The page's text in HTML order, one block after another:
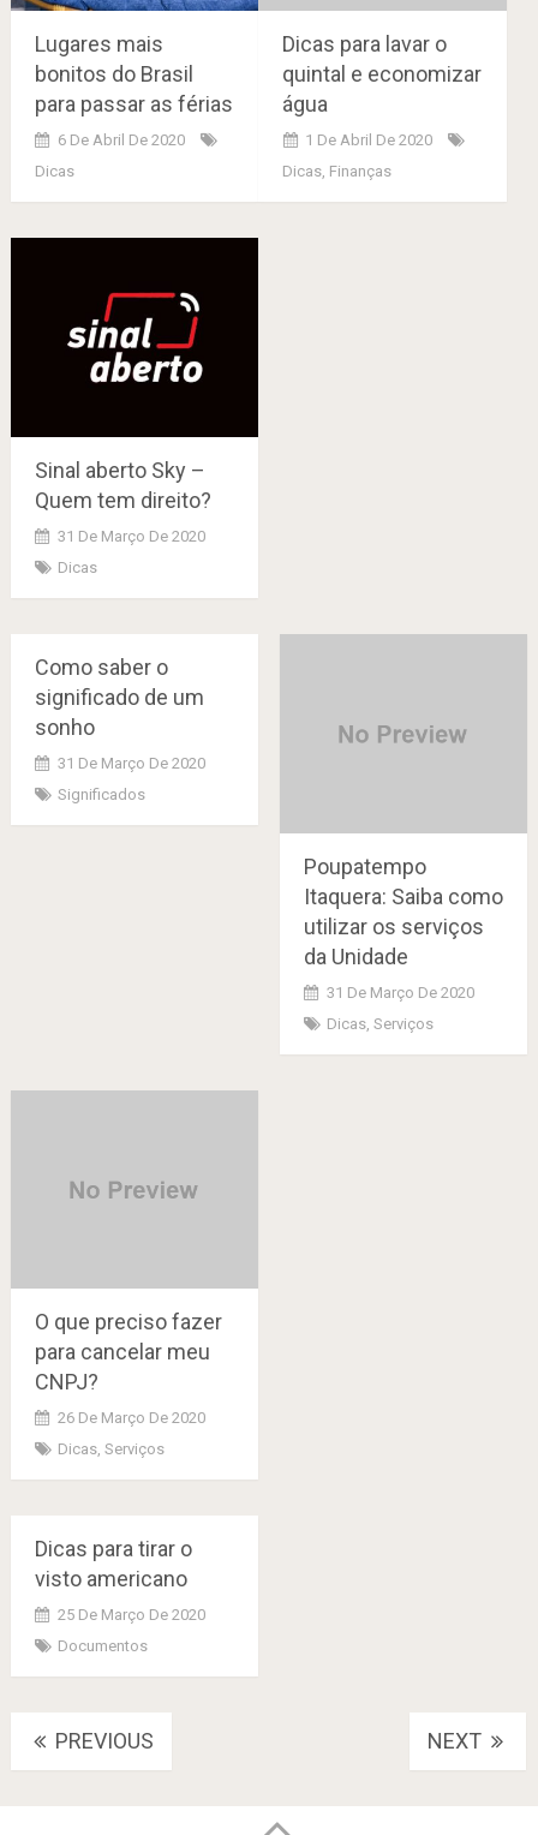
Lugares mais
bonitos do Brasil
para passar as férias
6 De Abril De 2020
Dicas
Dicas para lavar o
quintal e economizar
água
1 De Abril De 2020
Dicas, Finanças
Sinal aberto Sky –
Quem tem direito?
31 De Março De 2020
Dicas
Como saber o
significado de um
sonho
31 De Março De 2020
Significados
Poupatempo
Itaquera: Saiba como
utilizar os serviços
da Unidade
31 De Março De 2020
Dicas, Serviços
O que preciso fazer
para cancelar meu
CNPJ?
26 De Março De 2020
Dicas, Serviços
Dicas para tirar o
visto americano
25 De Março De 2020
Documentos
Posts
navigation
PREVIOUS NEXT